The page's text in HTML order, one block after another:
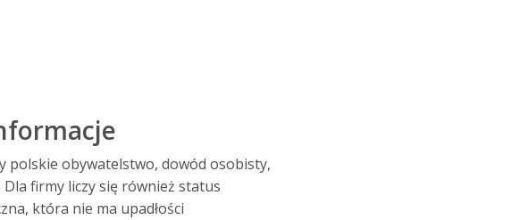
polskie obywatelstwo, dowód osobisty,
firmy liczy się również status
która nie ma upadłości